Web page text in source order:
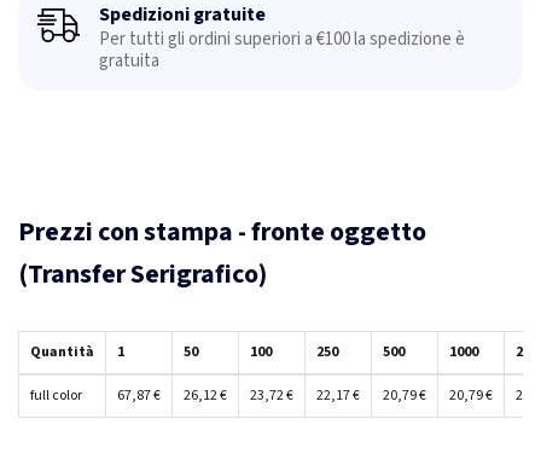
Spedizioni gratuite
Per tutti gli ordini superiori a €100 la spedizione è
gratuita
Prezzi con stampa - fronte oggetto
(Transfer Serigrafico)
Quantità 1 50 100 250 500 1000
full color 67,87 € 26,12 € 23,72 € 22,17 € 20,79 € 20,79 €